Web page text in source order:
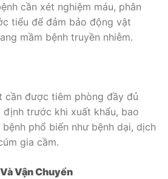
cần xét nghiệm máu, phân
tiểu để đảm bảo động vật
mầm bệnh truyền nhiễm.
cần được tiêm phòng đầy đủ
định trước khi xuất khẩu, bao
phổ biến như bệnh dại, dịch
gia cầm.
Vận Chuyển